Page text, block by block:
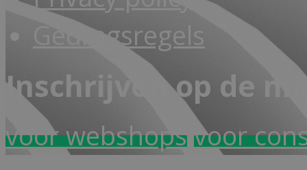
Gedragsregels
Inschrijven op de
voor webshopsvoor